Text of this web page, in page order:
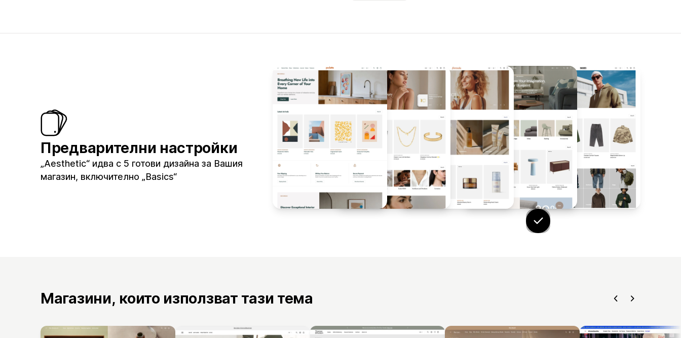
Предварителни настройки
„Aesthetic“ идва с 5 готови дизайна за Вашия
магазин, включително „Basics“
Магазини, които използват тази тема